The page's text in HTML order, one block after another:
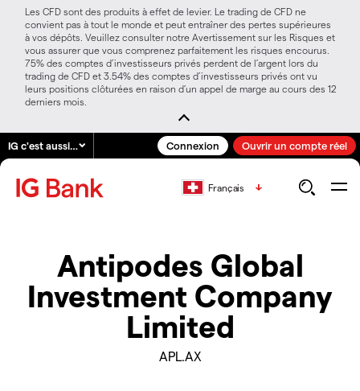
Les CFD sont des produits à effet de levier. Le trading de CFD ne
convient pas à tout le monde et peut entraîner des pertes supérieures
à vos dépôts. Veuillez consulter notre Avertissement sur les Risques et
vous assurer que vous comprenez parfaitement les risques encourus.
75% des comptes d’investisseurs privés perdent de l’argent lors du
trading de CFD et 3.54% des comptes d’investisseurs privés ont vu
leurs positions clôturées en raison d’un appel de marge au cours des 12
derniers mois.
IG c'est aussi… Connexion Ouvrir un compte réel
Français
Antipodes Global
Investment Company
Limited
APL.AX